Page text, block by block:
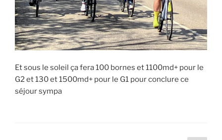
Et sous le soleil ça fera 100 bornes et 1100md+ pour le
G2 et 130 et 1500md+ pour le G1 pour conclure ce
séjour sympa